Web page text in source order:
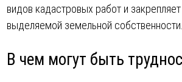
видов кадастровых работ и
выделяемой земельной
В чем могут быть